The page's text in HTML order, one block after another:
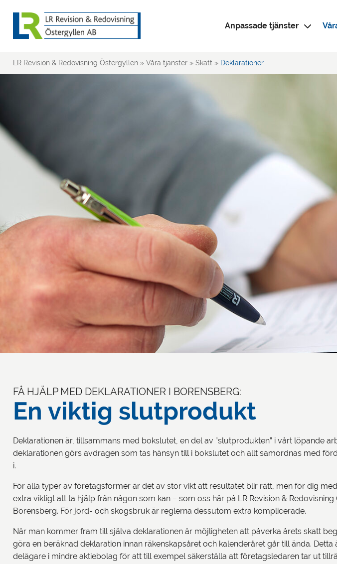
Anpassade tjänster
LR Revision & Redovisning Östergyllen » Våra tjänster » Skatt » Deklarationer
FÅ HJÄLP MED DEKLARATIONER I BORENSBERG:
En viktig slutprodukt
Deklarationen är, tillsammans med bokslutet, en del av ”slutprodukten” i vårt löpande
deklarationen görs avdragen som tas hänsyn till i bokslutet och allt samordnas med
i.
För alla typer av företagsformer är det av stor vikt att resultatet blir rätt, men för dig
extra viktigt att ta hjälp från någon som kan – som oss här på LR Revision & Redovisning
Borensberg. För jord- och skogsbruk är reglerna dessutom extra komplicerade.
När man kommer fram till själva deklarationen är möjligheten att påverka årets skatt
göra en beräknad deklaration innan räkenskapsåret och kalenderåret går till ända. Detta
delägare i mindre aktiebolag för att till exempel säkerställa att företagsledaren tar ut